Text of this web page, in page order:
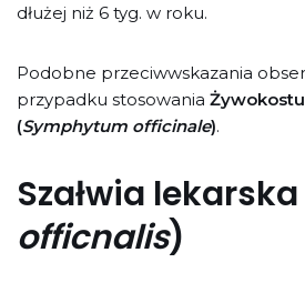
dłużej niż 6 tyg. w roku.
Podobne przeciwwskazania
przypadku stosowania
(Symphytum officinale).
Szałwia
officnalis)